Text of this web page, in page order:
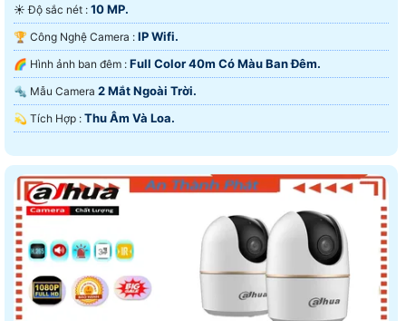
☀️ Độ sắc nét : 10 MP.
🏆 Công Nghệ Camera : IP Wifi.
🌈 Hình ảnh ban đêm : Full Color 40m Có Màu Ban Ðêm.
🔩 Mẫu Camera 2 Mắt Ngoài Trời.
️💫 Tích Hợp : Thu Âm Và Loa.